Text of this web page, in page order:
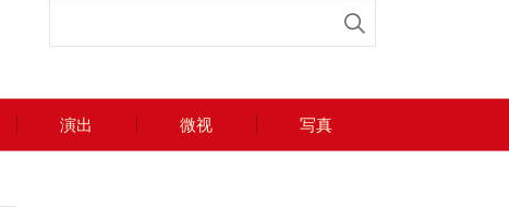
演出 微视 写真